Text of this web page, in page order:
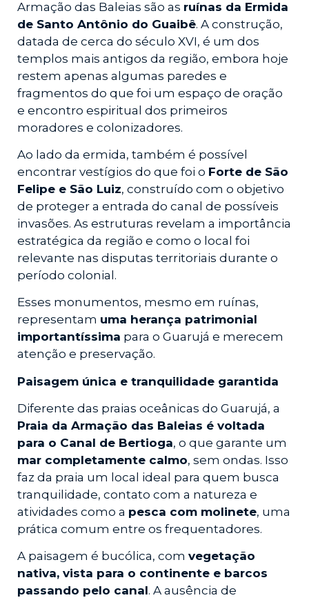
Armação das Baleias são as ruínas da Ermida
de Santo Antônio do Guaibê. A construção,
datada de cerca do século XVI, é um dos
templos mais antigos da região, embora hoje
restem apenas algumas paredes e
fragmentos do que foi um espaço de oração
e encontro espiritual dos primeiros
moradores e colonizadores.
Ao lado da ermida, também é possível
encontrar vestígios do que foi o Forte de São
Felipe e São Luiz, construído com o objetivo
de proteger a entrada do canal de possíveis
invasões. As estruturas revelam a importância
estratégica da região e como o local foi
relevante nas disputas territoriais durante o
período colonial.
Esses monumentos, mesmo em ruínas,
representam uma herança patrimonial
importantíssima para o Guarujá e merecem
atenção e preservação.
Paisagem única e tranquilidade garantida
Diferente das praias oceânicas do Guarujá, a
Praia da Armação das Baleias é voltada
para o Canal de Bertioga, o que garante um
mar completamente calmo, sem ondas. Isso
faz da praia um local ideal para quem busca
tranquilidade, contato com a natureza e
atividades como a pesca com molinete, uma
prática comum entre os frequentadores.
A paisagem é bucólica, com vegetação
nativa, vista para o continente e barcos
passando pelo canal. A ausência de